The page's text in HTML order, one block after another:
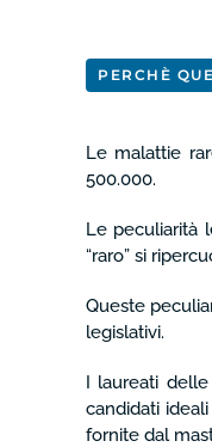
PERCHÈ
Le malattie
500.000.
Le peculiarità
“raro” si
Queste
legislativi.
I laureati
candidati
fornite dal